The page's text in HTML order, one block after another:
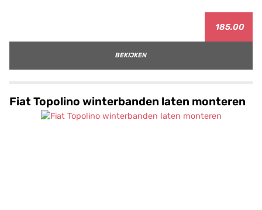
185.00
BEKIJKEN
Fiat Topolino winterbanden laten monteren